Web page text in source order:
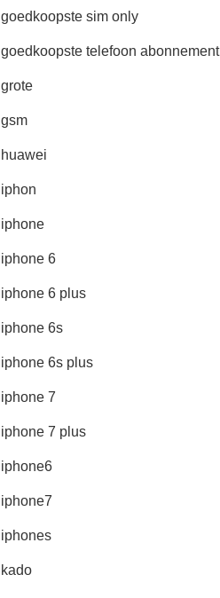
goedkoopste sim only
goedkoopste telefoon abonnement
grote
gsm
huawei
iphon
iphone
iphone 6
iphone 6 plus
iphone 6s
iphone 6s plus
iphone 7
iphone 7 plus
iphone6
iphone7
iphones
kado